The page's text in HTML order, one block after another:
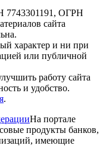
ОГРН
сайта
характер и ни при
или публичной
работу сайта
и удобство.
.
На портале
продукты банков,
имеющие